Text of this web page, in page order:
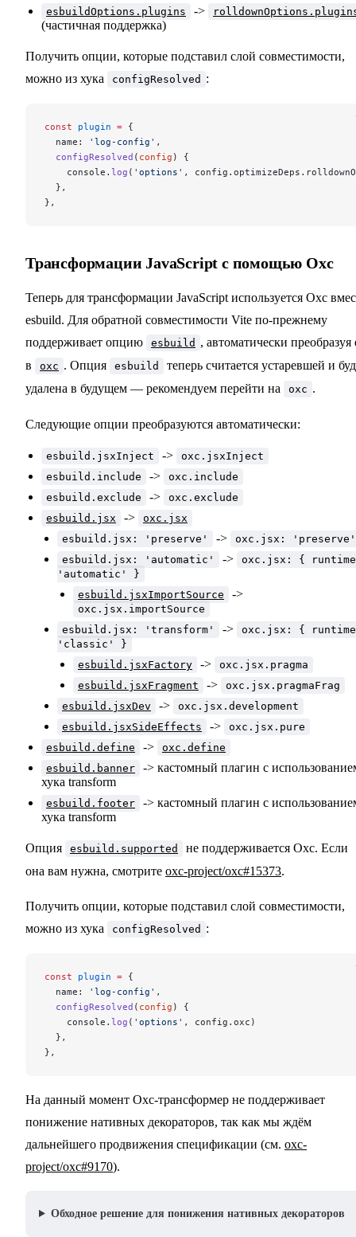
esbuildOptions.plugins ->
(частичная поддержка)
Получить опции, которые подставил слой совместимости,
можно из хука
configResolved :
const plugin = {
  name:
'log-config' ,
  configResolved
( config ) {
    console.
log ( 'options' ,
  },
},
Трансформации JavaScript с помощью Oxc
Теперь для трансформации JavaScript используется Oxc
esbuild. Для обратной совместимости Vite по-прежнему
поддерживает опцию
esbuild , автоматически преобразуя
в
oxc . Опция esbuild
теперь считается устаревшей и
удалена в будущем — рекомендуем перейти на
oxc .
Следующие опции преобразуются автоматически:
esbuild.jsxInject ->
oxc.jsxInject
esbuild.include
->
oxc.include
esbuild.exclude
->
oxc.exclude
esbuild.jsx
->
oxc.jsx
esbuild.jsx: 'preserve'
->
oxc.jsx: 'preserve'
esbuild.jsx: 'automatic'
->
oxc.jsx: {
'automatic' }
esbuild.jsxImportSource
->
oxc.jsx.importSource
esbuild.jsx: 'transform'
->
oxc.jsx: {
'classic' }
esbuild.jsxFactory
->
oxc.jsx.pragma
esbuild.jsxFragment
->
oxc.jsx.pragmaFrag
esbuild.jsxDev
->
oxc.jsx.development
esbuild.jsxSideEffects
->
oxc.jsx.pure
esbuild.define
->
oxc.define
esbuild.banner
-> кастомный плагин с
хука transform
esbuild.footer
-> кастомный плагин с
хука transform
Опция esbuild.supported
не поддерживается Oxc. Если
она вам нужна, смотрите oxc-project/oxc#15373.
Получить опции, которые подставил слой совместимости,
можно из хука
configResolved :
const plugin = {
  name:
'log-config' ,
  configResolved
( config ) {
    console.
log ( 'options' , config.oxc)
  },
},
На данный момент Oxc-трансформер не поддерживает
понижение нативных декораторов, так как мы ждём
дальнейшего продвижения спецификации (см. oxc-
project/oxc#9170).
Обходное решение для понижения нативных декораторов